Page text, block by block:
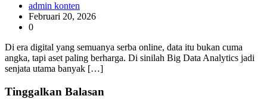
admin konten
Februari 20, 2026
0
Di era digital yang semuanya serba online, data itu bukan cuma
angka, tapi aset paling berharga. Di sinilah Big Data Analytics jadi
senjata utama banyak […]
Tinggalkan Balasan